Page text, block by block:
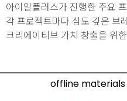
아이알플러스가 진행한 주요
각 프로젝트마다 심도 깊은 브
크리에이티브 가치 창출을 위
offline materials